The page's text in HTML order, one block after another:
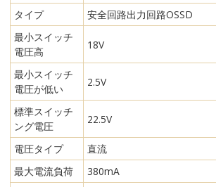
タイプ
安全回路出力回路OSSD
最小スイッチ
電圧高
18V
最小スイッチ
電圧が低い
2.5V
標準スイッチ
ング電圧
22.5V
電圧タイプ
直流
最大電流負荷
380mA